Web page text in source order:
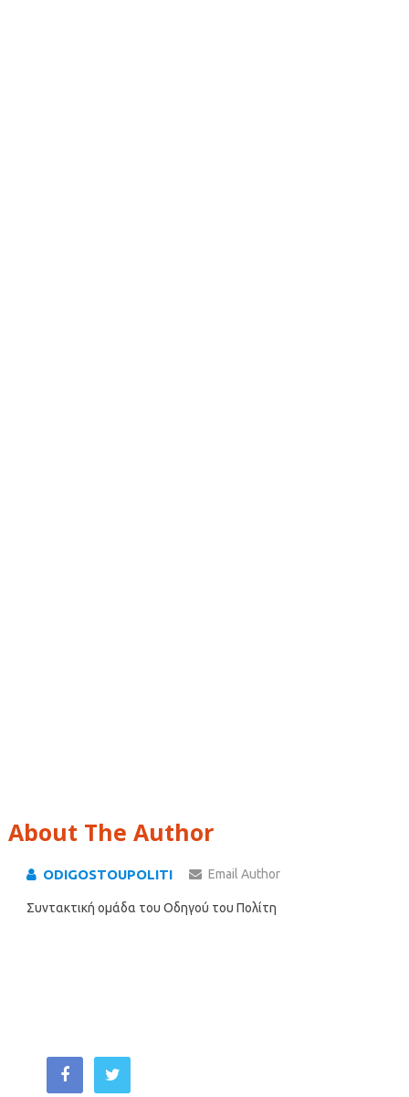
About The Author
ODIGOSTOUPOLITI Email Author
Συντακτική ομάδα του Οδηγού του Πολίτη